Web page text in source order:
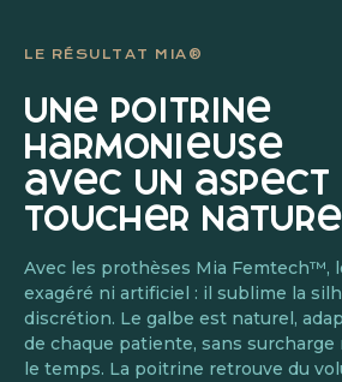
LE RÉSULTAT MIA®
une poitrine
harmonieuse
avec un
toucher
Avec les prothèses Mia Femtech™,
exagéré ni artificiel : il sublime la
discrétion. Le galbe est naturel,
de chaque patiente, sans
le temps. La poitrine retrouve du